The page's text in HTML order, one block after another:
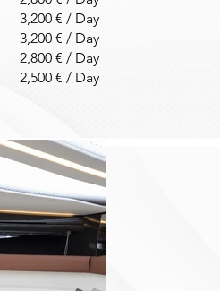
3,200 € / Day
3,200 € / Day
2,800 € / Day
2,500 € / Day